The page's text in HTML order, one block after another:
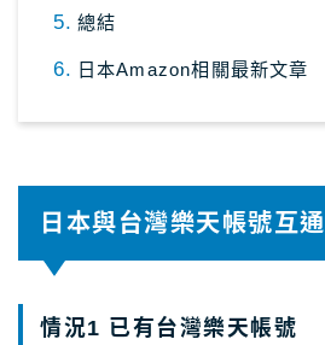
4大付費素材網站比較
Adobe Stock素材網站
總結
日本Amazon相關最新文章
日本與台灣樂天帳號互通
情況1 已有台灣樂天帳號